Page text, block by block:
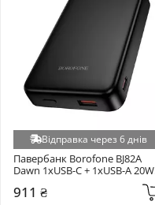
Відправка через 6 днів
Павербанк Borofone BJ82A
Dawn 1xUSB-C + 1xUSB-A 20W
911 ₴